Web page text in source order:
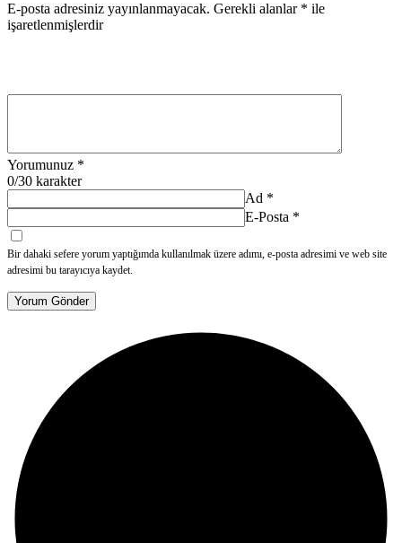
E-posta adresiniz yayınlanmayacak. Gerekli alanlar * ile
işaretlenmişlerdir
Yorumunuz *
0/30 karakter
Ad *
E-Posta *
Bir dahaki sefere yorum yaptığımda kullanılmak üzere adımı, e-posta adresimi ve web site
adresimi bu tarayıcıya kaydet.
Yorum Gönder